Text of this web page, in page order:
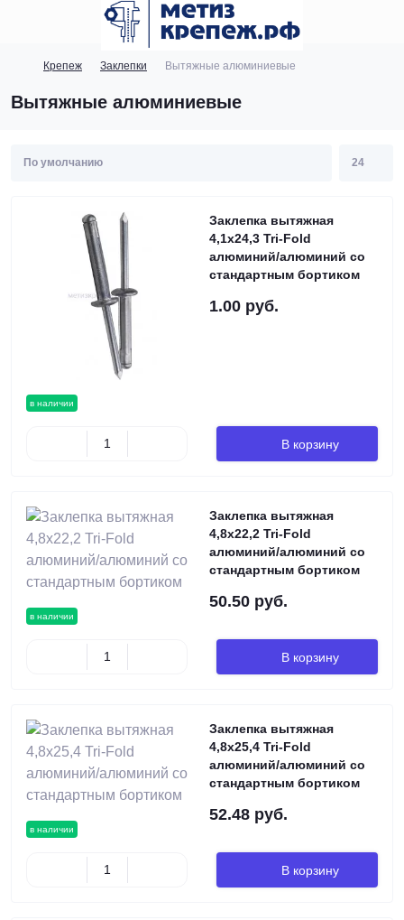
Крепеж Заклепки Вытяжные алюминиевые
Вытяжные алюминиевые
в наличии
Заклепка вытяжная
4,1х24,3 Tri-Fold
алюминий/алюминий со
стандартным бортиком
1.00 руб.
В корзину
в наличии
Заклепка вытяжная
4,8х22,2 Tri-Fold
алюминий/алюминий со
стандартным бортиком
50.50 руб.
В корзину
в наличии
Заклепка вытяжная
4,8х25,4 Tri-Fold
алюминий/алюминий со
стандартным бортиком
52.48 руб.
В корзину